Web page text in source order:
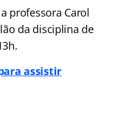
professora Carol
da disciplina de
assistir